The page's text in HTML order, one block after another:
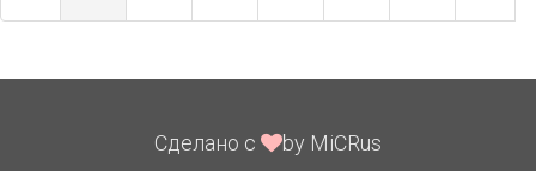
Сделано с by MiCRus